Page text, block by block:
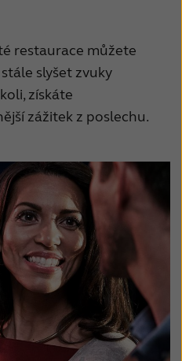
restaurace můžete
slyšet zvuky
získáte
zážitek z poslechu.